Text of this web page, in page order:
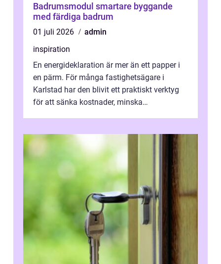
Badrumsmodul smartare byggande
med färdiga badrum
01 juli 2026
admin
inspiration
En energideklaration är mer än ett papper i
en pärm. För många fastighetsägare i
Karlstad har den blivit ett praktiskt verktyg
för att sänka kostnader, minska